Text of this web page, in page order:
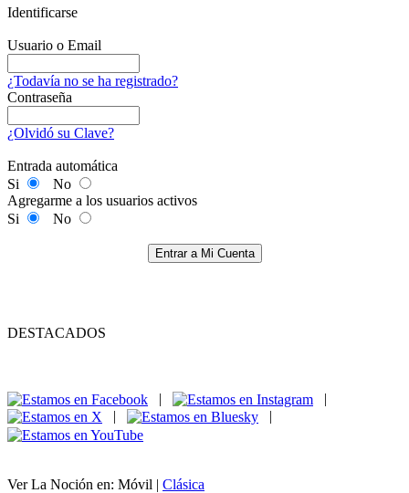
Identificarse
Usuario o Email
¿Todavía no se ha registrado?
Contraseña
¿Olvidó su Clave?
Entrada automática
Si
No
Agregarme a los usuarios activos
Si
No
Entrar a Mi Cuenta
DESTACADOS
|
|
|
|
Ver La Noción en: Móvil | Clásica